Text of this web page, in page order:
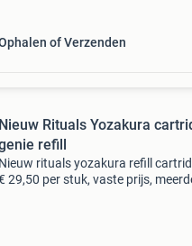
of Verzenden
Nieuw Rituals Yozakura
refill
Nieuw rituals yozakura refill
29,50 per stuk, vaste prijs,